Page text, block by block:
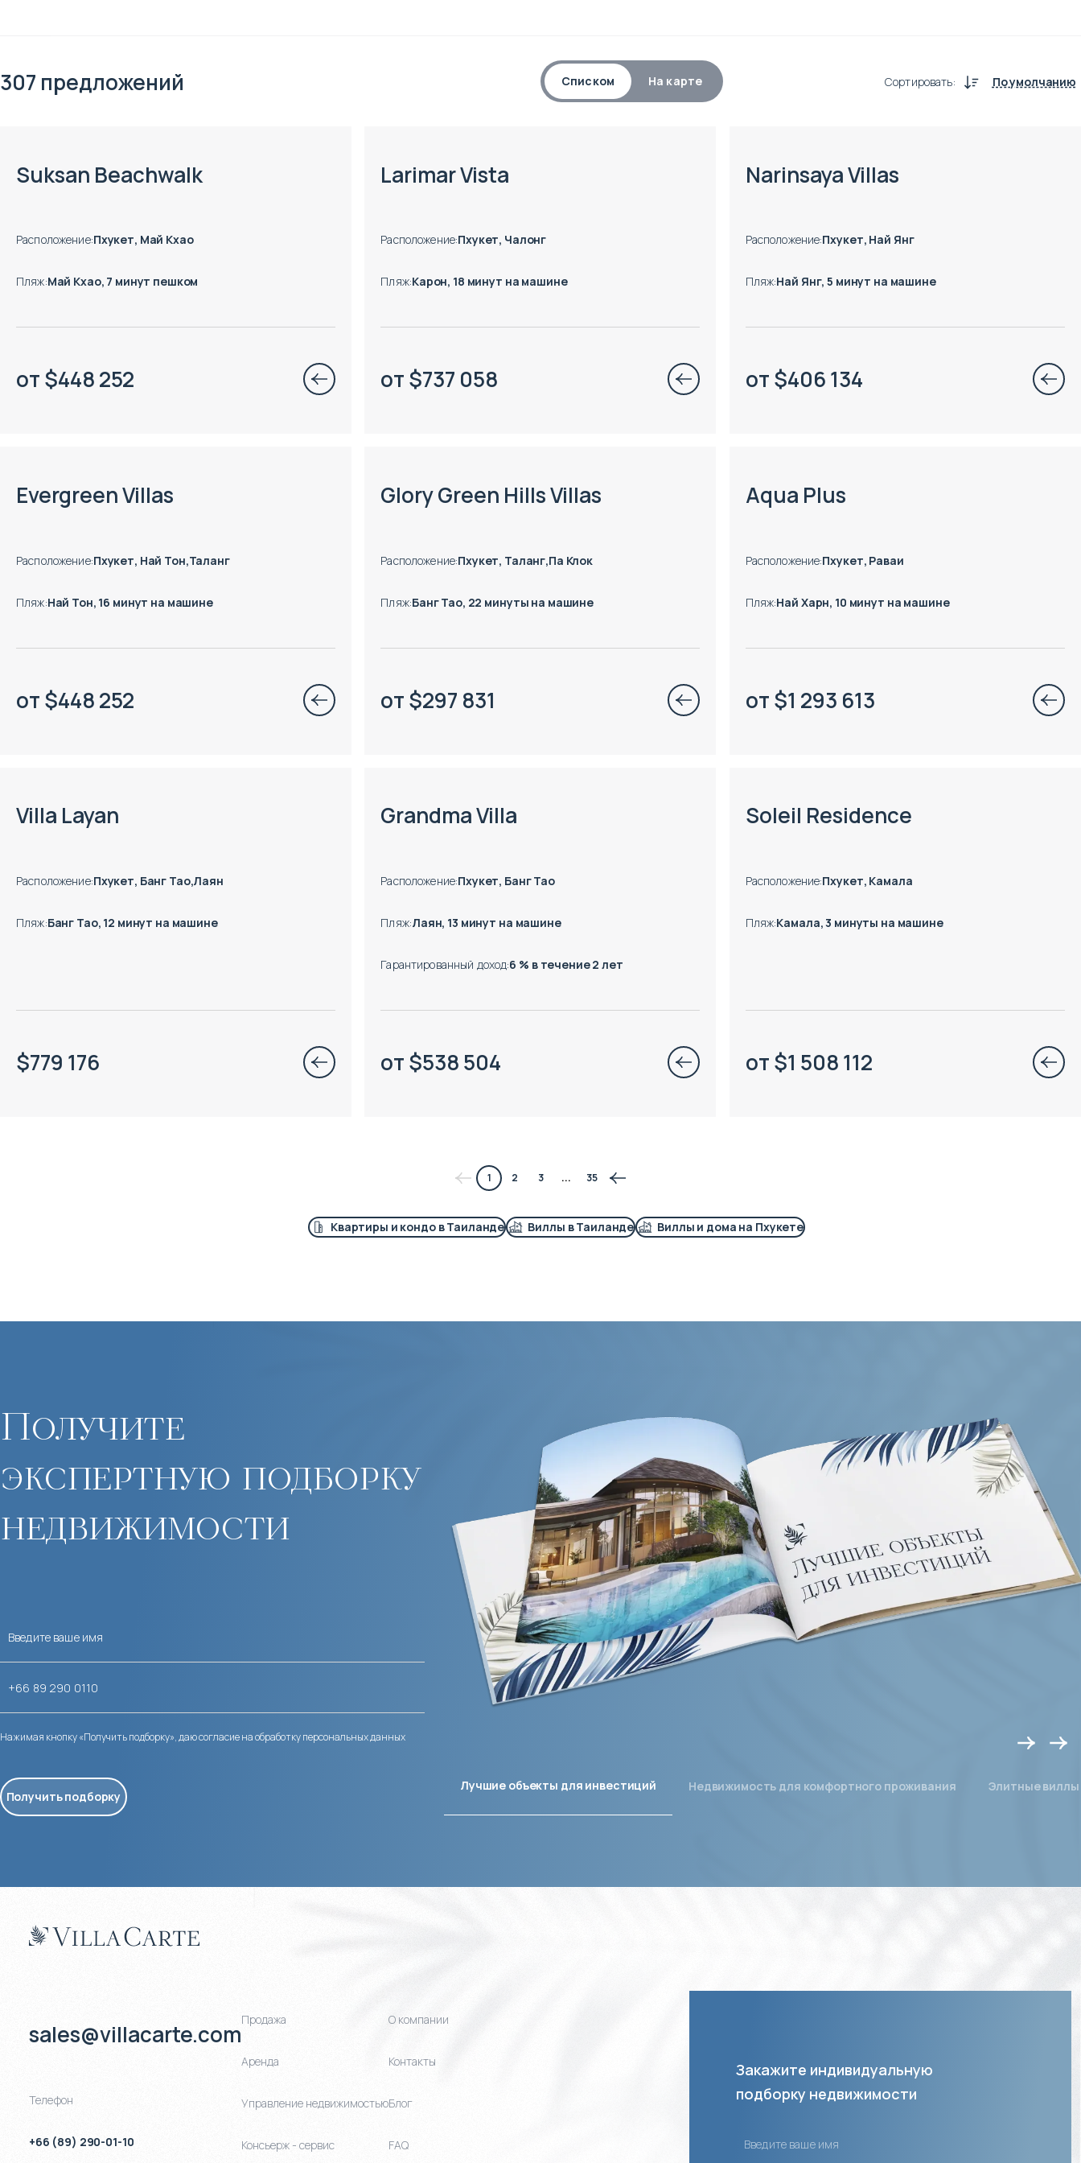
307 предложений Списком На карте Сортировать: По умолчанию
Suksan Beachwalk
Расположение:Пхукет, Май Кхао
Пляж:Май Кхао, 7 минут пешком
от$448 252
Larimar Vista
Расположение:Пхукет, Чалонг
Пляж:Карон, 18 минут на машине
от$737 058
Narinsaya Villas
Расположение:Пхукет, Най Янг
Пляж:Най Янг, 5 минут на машине
от$406 134
Evergreen Villas
Расположение:Пхукет, Най Тон,Таланг
Пляж:Най Тон, 16 минут на машине
от$448 252
Glory Green Hills Villas
Расположение:Пхукет, Таланг,Па Клок
Пляж:Банг Тао, 22 минуты на машине
от$297 831
Aqua Plus
Расположение:Пхукет, Раваи
Пляж:Най Харн, 10 минут на машине
от$1 293 613
Villa Layan
Расположение:Пхукет, Банг Тао,Лаян
Пляж:Банг Тао, 12 минут на машине
$779 176
Grandma Villa
Расположение:Пхукет, Банг Тао
Пляж:Лаян, 13 минут на машине
Гарантированный доход:6 % в течение 2 лет
от$538 504
Soleil Residence
Расположение:Пхукет, Камала
Пляж:Камала, 3 минуты на машине
от$1 508 112
1 2 3 ... 35
Квартиры и кондо в Таиланде Виллы в Таиланде Виллы и дома на Пхукете
Получите
экспертную подборку
недвижимости
Нажимая кнопку «Получить подборку», даю согласие на обработку персональных данных
Получить подборку
Лучшие объекты для инвестиций Недвижимость для комфортного проживания Элитные виллы
sales@villacarte.com
Телефон
+66 (89) 290-01-10
Продажа
Аренда
Управление недвижимостью
Консьерж - сервис
О компании
Контакты
Блог
FAQ
Закажите индивидуальную
подборку недвижимости